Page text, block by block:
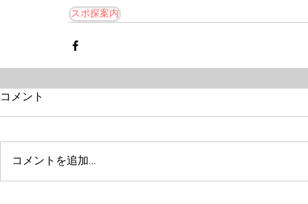
スポ探案内
コメント
コメントを追加…